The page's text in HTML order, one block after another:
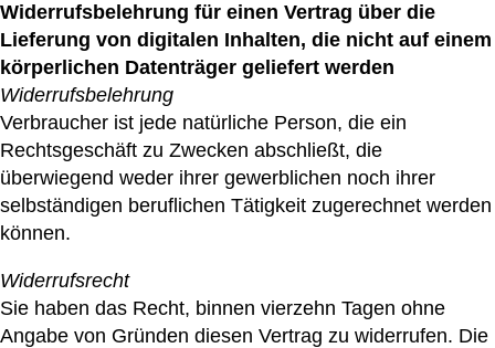
Widerrufsbelehrung für einen Vertrag über die
Lieferung von digitalen Inhalten, die nicht auf einem
körperlichen Datenträger geliefert werden
Widerrufsbelehrung
Verbraucher ist jede natürliche Person, die ein
Rechtsgeschäft zu Zwecken abschließt, die
überwiegend weder ihrer gewerblichen noch ihrer
selbständigen beruflichen Tätigkeit zugerechnet werden
können.
Widerrufsrecht
Sie haben das Recht, binnen vierzehn Tagen ohne
Angabe von Gründen diesen Vertrag zu widerrufen. Die